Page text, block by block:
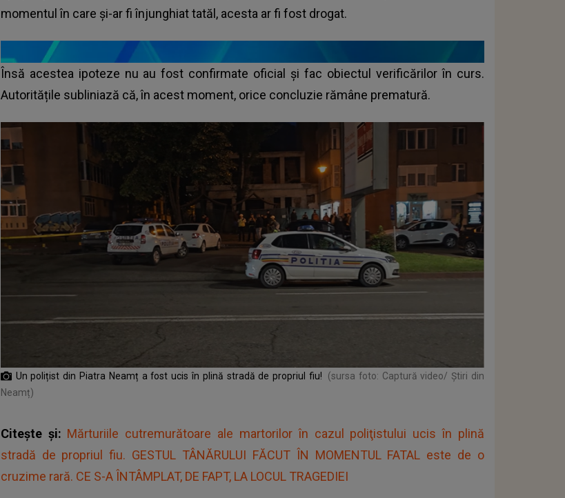
momentul în care și-ar fi înjunghiat tatăl, acesta ar fi fost drogat.
Însă acestea ipoteze nu au fost confirmate oficial și fac obiectul verificărilor în curs.
Autoritățile subliniază că, în acest moment, orice concluzie rămâne prematură.
Un polițist din Piatra Neamț a fost ucis în plină stradă de propriul fiu!
(sursa foto: Captură video/ Știri din
Neamț)
Citește și: Mărturiile cutremurătoare ale martorilor în cazul poliţistului ucis în plină
stradă de propriul fiu. GESTUL TÂNĂRULUI FĂCUT ÎN MOMENTUL FATAL este de o
cruzime rară. CE S-A ÎNTÂMPLAT, DE FAPT, LA LOCUL TRAGEDIEI